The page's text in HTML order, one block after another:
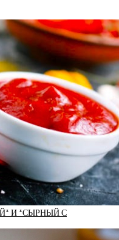
И *СЫРНЫЙ С